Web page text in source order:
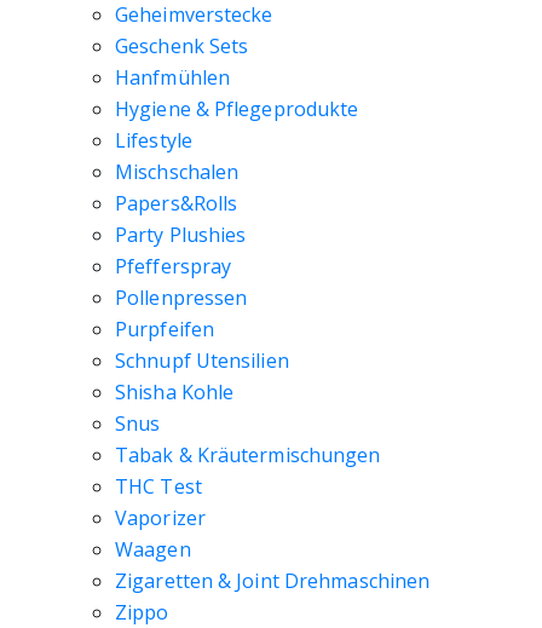
Geheimverstecke
Geschenk Sets
Hanfmühlen
Hygiene & Pflegeprodukte
Lifestyle
Mischschalen
Papers&Rolls
Party Plushies
Pfefferspray
Pollenpressen
Purpfeifen
Schnupf Utensilien
Shisha Kohle
Snus
Tabak & Kräutermischungen
THC Test
Vaporizer
Waagen
Zigaretten & Joint Drehmaschinen
Zippo